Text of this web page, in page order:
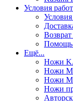
Условия
Возврат
Помощь
Ещё...
Ножи
Ножи
Ножи
Ножи